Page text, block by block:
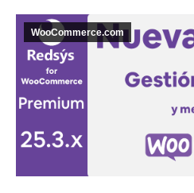
WooCommerce.com